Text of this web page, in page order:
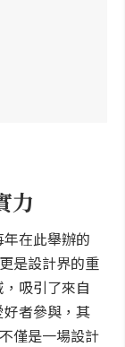
力
在此舉辦的
是設計界的重
吸引了來自
者參與，其
僅是一場設計